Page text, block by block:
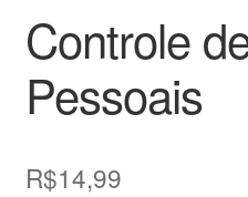
Controle
Pessoais
R$14,99